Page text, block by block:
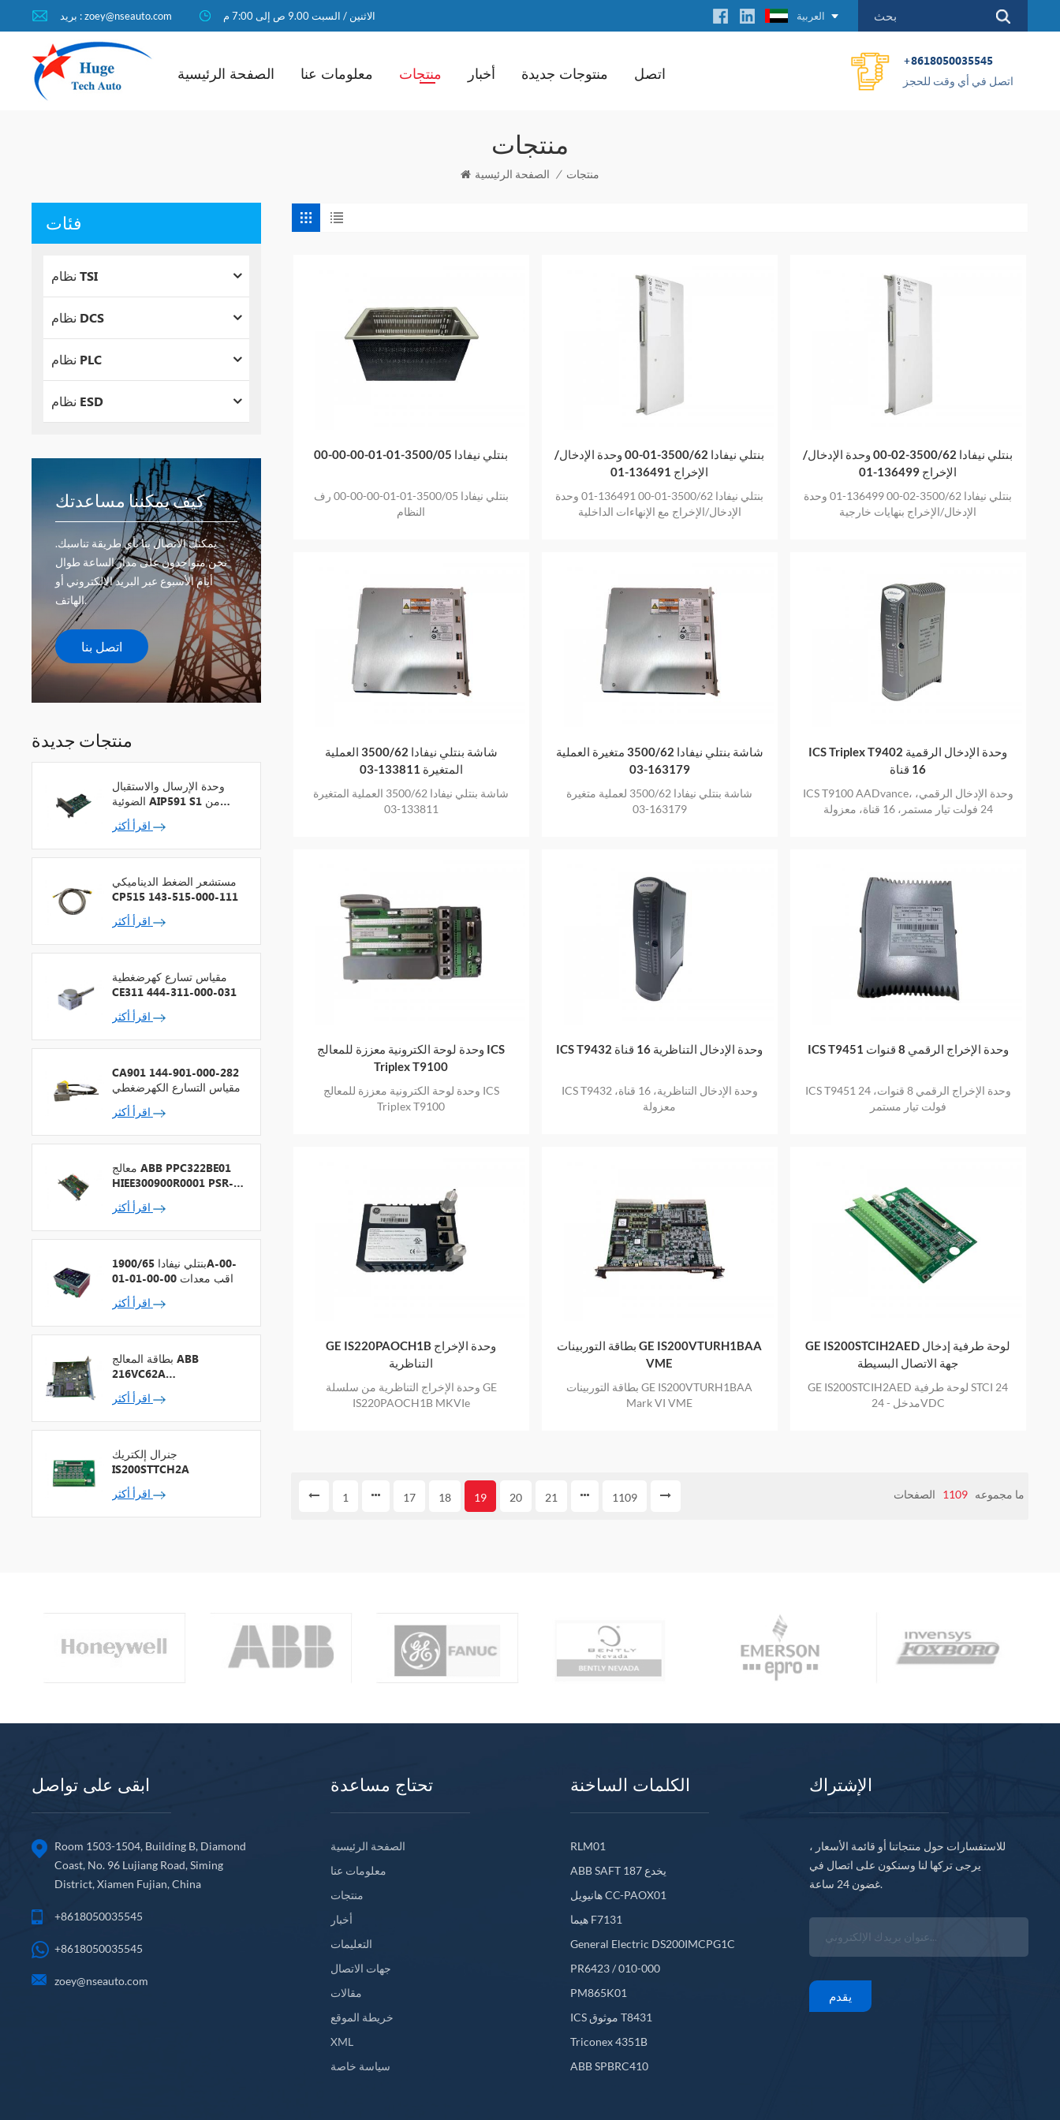
بريد : zoey@nseauto.com الاثنين / السبت 9.00 ص إلى 7:00 م العربية
الصفحة الرئيسية معلومات عنا منتجات أخبار منتوجات جديدة اتصل
+8618050035545
اتصل في أي وقت للحجز
منتجات
الصفحة الرئيسية / منتجات
بنتلي نيفادا 3500/05-01-01-00-00-00
بنتلي نيفادا 3500/05-01-01-00-00-00 رف
النظام
بنتلي نيفادا 3500/62-01-00 وحدة الإدخال/
الإخراج 136491-01
بنتلي نيفادا 3500/62-01-00 136491-01 وحدة
الإدخال/الإخراج مع الإنهاءات الداخلية
بنتلي نيفادا 3500/62-02-00 وحدة الإدخال/
الإخراج 136499-01
بنتلي نيفادا 3500/62-02-00 136499-01 وحدة
الإدخال/الإخراج بنهايات خارجية
شاشة بنتلي نيفادا 3500/62 العملية
المتغيرة 133811-03
شاشة بنتلي نيفادا 3500/62 العملية المتغيرة
133811-03
شاشة بنتلي نيفادا 3500/62 متغيرة العملية
163179-03
شاشة بنتلي نيفادا 3500/62 لعملية متغيرة
163179-03
ICS Triplex T9402 وحدة الإدخال الرقمية
16 قناة
ICS T9100 AADvance، وحدة الإدخال الرقمي،
24 فولت تيار مستمر، 16 قناة، معزولة
وحدة لوحة الكترونية معززة للمعالج ICS
Triplex T9100
وحدة لوحة الكترونية معززة للمعالج ICS
Triplex T9100
ICS T9432 وحدة الإدخال التناظرية 16 قناة
ICS T9432 وحدة الإدخال التناظرية، 16 قناة،
معزولة
ICS T9451 وحدة الإخراج الرقمي 8 قنوات
ICS T9451 وحدة الإخراج الرقمي 8 قنوات، 24
فولت تيار مستمر
GE IS220PAOCH1B وحدة الإخراج
التناظرية
وحدة الإخراج التناظرية من سلسلة GE
IS220PAOCH1B MKVIe
بطاقة التوربينات GE IS200VTURH1BAA
VME
بطاقة التوربينات GE IS200VTURH1BAA
Mark VI VME
GE IS200STCIH2AED لوحة طرفية إدخال
جهة الاتصال البسيطة
GE IS200STCIH2AED لوحة طرفية STCI 24
مدخل - 24VDC
1 17 18 19 20 21 1109 ما مجموعه 1109 الصفحات
فئات
نظام TSI
نظام DCS
نظام PLC
نظام ESD
كيف يمكننا مساعدتك
يمكنك الاتصال بنا بأي طريقة تناسبك.
نحن متواجدون على مدار الساعة طوال
أيام الأسبوع عبر البريد الإلكتروني أو
الهاتف.
اتصل بنا
منتجات جديدة
وحدة الإرسال والاستقبال
الضوئية AIP591 S1 من
شركة يوكوجاوا لمكرر شبكة
V
مستشعر الضغط الديناميكي
CP515 143-515-000-111
مقياس تسارع كهرضغطية
CE311 444-311-000-031
CA901 144-901-000-282
مقياس التسارع الكهرضغطي
معالج ABB PPC322BE01
HIEE300900R0001 PSR-2
+ ناقل المجال
بنتلي نيفادا 1900/65A-00-
01-01-00-00 مراقب معدات
الأغراض العامة
بطاقة المعالج ABB
216VC62A
HESG324442R13
جنرال إلكتريك
IS200STTCH2A
ابقى على تواصل
Room 1503-1504, Building B, Diamond
Coast, No. 96 Lujiang Road, Siming
District, Xiamen Fujian, China
+8618050035545
+8618050035545
zoey@nseauto.com
تحتاج مساعدة
الصفحة الرئيسية
معلومات عنا
منتجات
أخبار
التعليمات
جهات الاتصال
مقالات
خريطة الموقع
XML
سياسة خاصة
الكلمات الساخنة
RLM01
ABB SAFT 187 يخدع
هانيويل CC-PAOX01
هيما F7131
General Electric DS200IMCPG1C
PR6423 / 010-000
PM865K01
ICS موثوق T8431
Triconex 4351B
ABB SPBRC410
الإشتراك
للاستفسارات حول منتجاتنا أو قائمة الأسعار ،
يرجى تركها لنا وسنكون على اتصال في
غضون 24 ساعة.
يقدم